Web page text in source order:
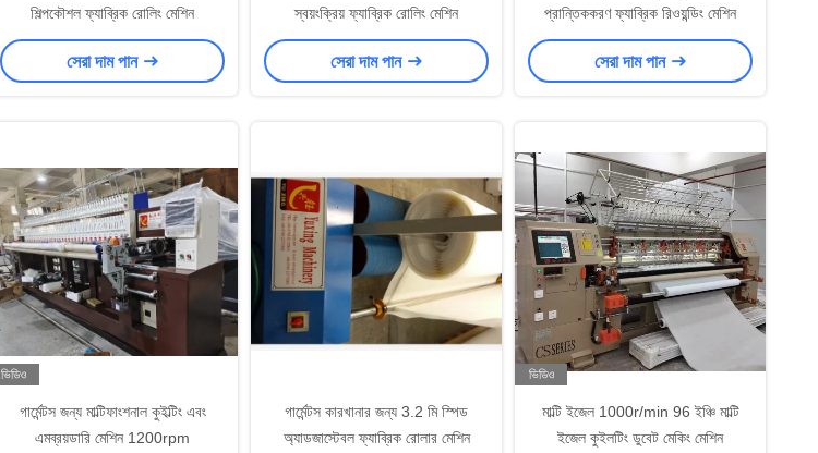
শিল্পকৌশল ফ্যাব্রিক রোলিং মেশিন
সেরা দাম পান
স্বয়ংক্রিয় ফ্যাব্রিক রোলিং মেশিন
সেরা দাম পান
প্রান্তিককরণ ফ্যাব্রিক রিওয়ন্ডিং মেশিন
সেরা দাম পান
ভিডিও
গার্মেন্টস জন্য মাল্টিফাংশনাল কুইল্টিং এবং
এমব্রয়ডারি মেশিন 1200rpm
গার্মেন্টস কারখানার জন্য 3.2 মি স্পিড
অ্যাডজাস্টেবল ফ্যাব্রিক রোলার মেশিন
ভিডিও
মাল্টি ইজেল 1000r/min 96 ইঞ্চি মাল্টি
ইজেল কুইলটিং ডুবেট মেকিং মেশিন